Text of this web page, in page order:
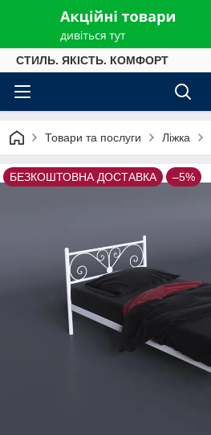
СТИЛЬ. ЯКІСТЬ. КОМФОРТ
Товари та послуги Ліжка
БЕЗКОШТОВНА ДОСТАВКА –5%